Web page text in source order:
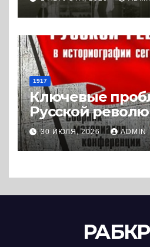
(2018) * Книга
1917
Ключевые
Русской
историографии
сегодняшнего
Книга
30 ИЮЛЯ, 2026 ADMIN